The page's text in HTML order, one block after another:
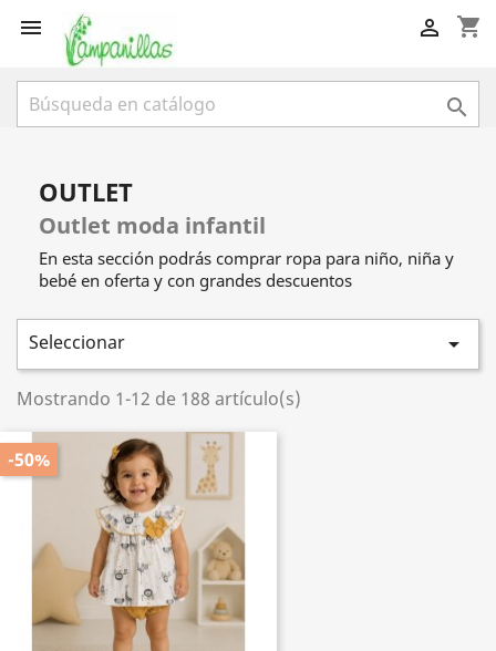
 shopping_cart


OUTLET
Outlet moda infantil
En esta sección podrás comprar ropa para niño, niña y
bebé en oferta y con grandes descuentos
Seleccionar 
Mostrando 1-12 de 188 artículo(s)
-50%